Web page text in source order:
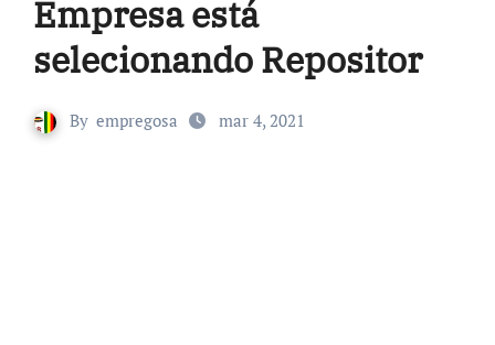
Empresa está
selecionando Repositor
By empregosa mar 4, 2021